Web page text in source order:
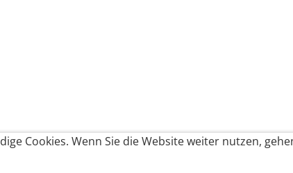
Cookies. Wenn Sie die Website weiter nutzen,